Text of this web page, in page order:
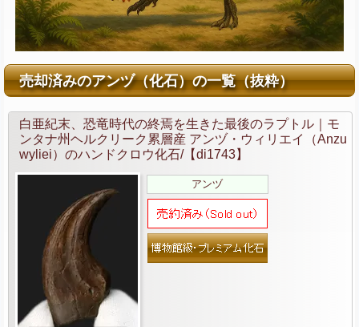
売却済みのアンヅ（化石）の一覧（抜粋）
白亜紀末、恐竜時代の終焉を生きた最後のラプトル｜モ
ンタナ州ヘルクリーク累層産 アンヅ・ウィリエイ（Anzu
wyliei）のハンドクロウ化石/【di1743】
アンヅ